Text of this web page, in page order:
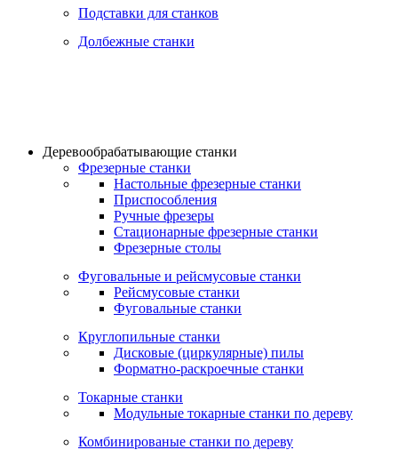
Подставки для станков
Долбежные станки
Деревообрабатывающие станки
Фрезерные станки
Настольные фрезерные станки
Приспособления
Ручные фрезеры
Стационарные фрезерные станки
Фрезерные столы
Фуговальные и рейсмусовые станки
Рейсмусовые станки
Фуговальные станки
Круглопильные станки
Дисковые (циркулярные) пилы
Форматно-раскроечные станки
Токарные станки
Модульные токарные станки по дереву
Комбинированые станки по дереву